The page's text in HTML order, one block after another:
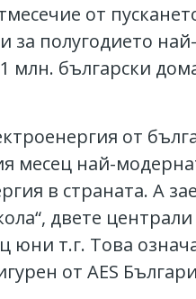
от
за полугодието
млн. български
от
месец най-
в страната. А
двете
юни т.г. Това
от AES